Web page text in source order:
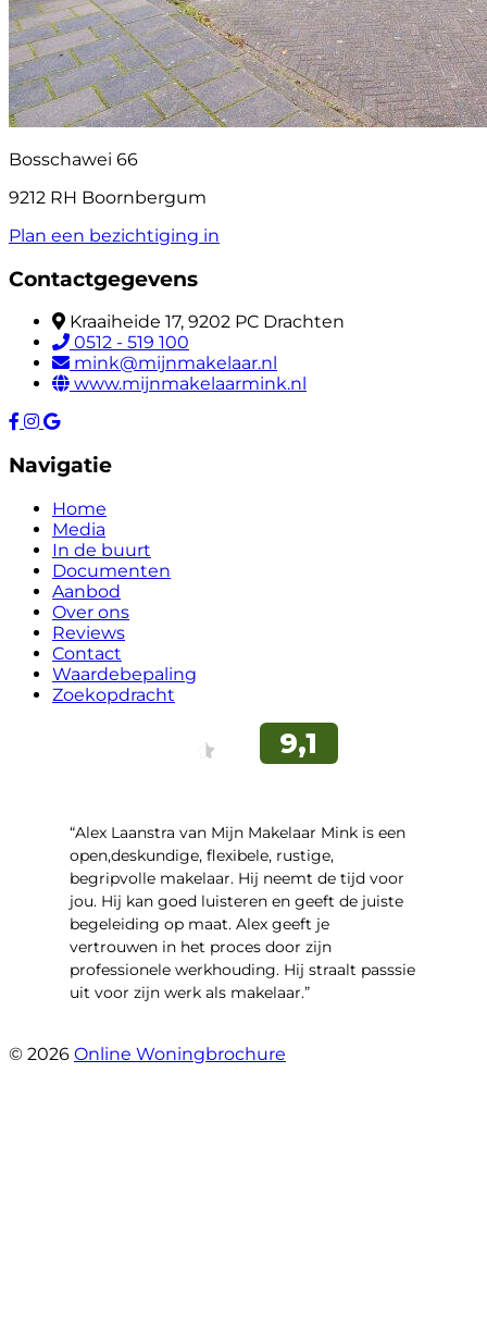
Bosschawei 66
9212 RH Boornbergum
Plan een bezichtiging in
Contactgegevens
Kraaiheide 17, 9202 PC Drachten
0512 - 519 100
mink@mijnmakelaar.nl
www.mijnmakelaarmink.nl
Navigatie
Home
Media
In de buurt
Documenten
Aanbod
Over ons
Reviews
Contact
Waardebepaling
Zoekopdracht
“Alex Laanstra van Mijn Makelaar Mink is een
open,deskundige, flexibele, rustige,
begripvolle makelaar. Hij neemt de tijd voor
jou. Hij kan goed luisteren en geeft de juiste
begeleiding op maat. Alex geeft je
vertrouwen in het proces door zijn
professionele werkhouding. Hij straalt passsie
uit voor zijn werk als makelaar.”
© 2026 Online Woningbrochure